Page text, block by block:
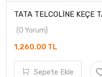
TATA TELCOLİNE KEÇE
(0 Yorum)
1,260.00 TL
Sepete Ekle